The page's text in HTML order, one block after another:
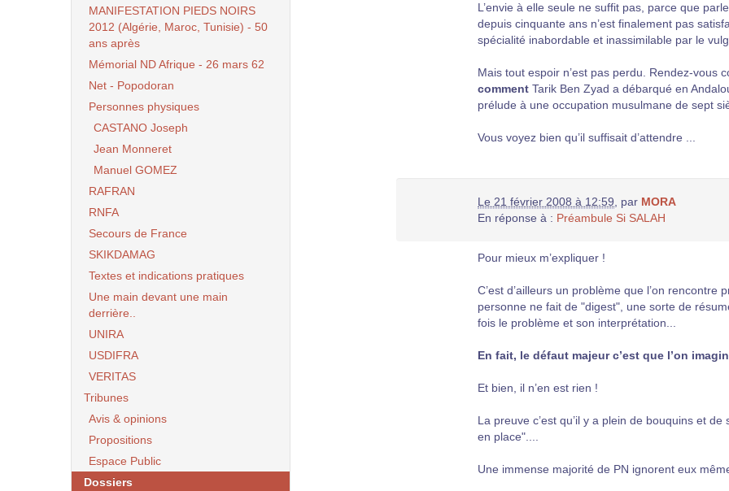
L’envie à elle seule ne suffit pas, parce que
depuis cinquante ans n’est finalement pas
spécialité inabordable et inassimilable par le
Mais tout espoir n’est pas perdu. Rendez-vous
comment Tarik Ben Zyad a débarqué en
prélude à une occupation musulmane de sept
Vous voyez bien qu’il suffisait d’attendre ...
Le 21 février 2008 à 12:59 par MORA
En réponse à : Préambule Si SALAH
Pour mieux m’expliquer !
C’est d’ailleurs un problème que l’on
personne ne fait de "digest", une sorte de
fois le problème et son interprétation...
En fait, le défaut majeur c’est que l’on
Et bien, il n’en est rien !
La preuve c’est qu’il y a plein de bouquins et
en place"....
Une immense majorité de PN ignorent eux
MANIFESTATION PIEDS NOIRS
2012 (Algérie, Maroc, Tunisie) - 50
ans après
Mémorial ND Afrique - 26 mars 62
Net - Popodoran
Personnes physiques
CASTANO Joseph
Jean Monneret
Manuel GOMEZ
RAFRAN
RNFA
Secours de France
SKIKDAMAG
Textes et indications pratiques
Une main devant une main
derrière..
UNIRA
USDIFRA
VERITAS
Tribunes
Avis & opinions
Propositions
Espace Public
Dossiers